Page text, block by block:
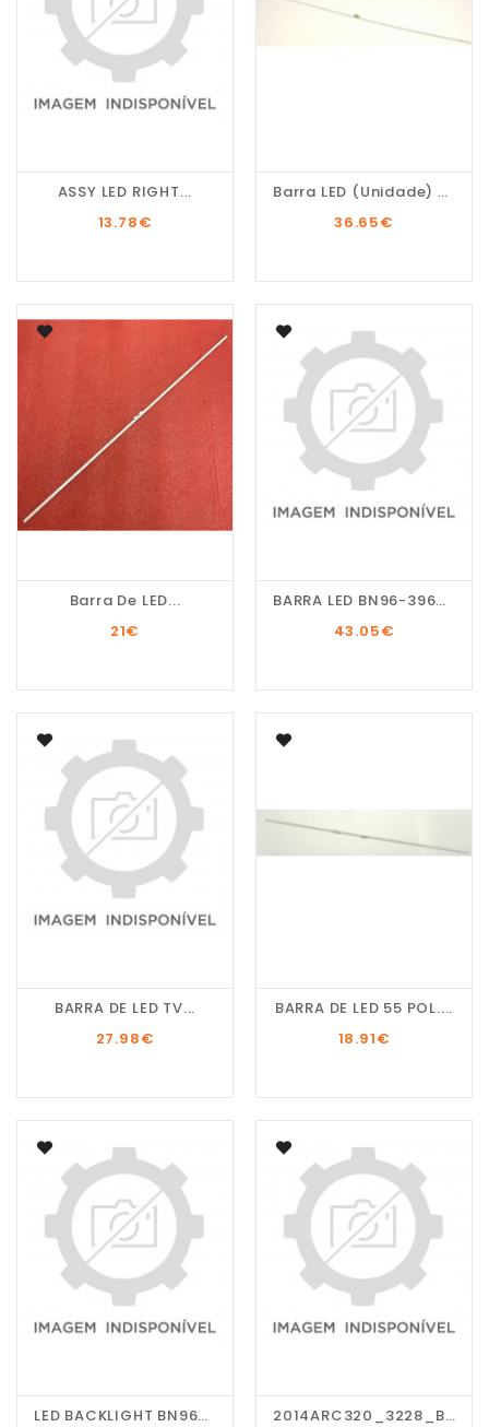
ASSY LED RIGHT...
13.78€
Barra LED (unidade) TV...
36.65€
Barra De LED...
21€
BARRA LED BN96-39673A...
43.05€
BARRA DE LED TV...
27.98€
BARRA DE LED 55 POL....
18.91€
LED BACKLIGHT BN96-45953B 2014ARC320_3228_B07...